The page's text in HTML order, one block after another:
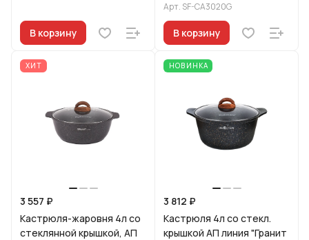
В корзину
Арт. SF-CA3020G
В корзину
ХИТ
3 557 ₽
Кастрюля-жаровня 4л со
стеклянной крышкой, АП
НОВИНКА
3 812 ₽
Кастрюля 4л со стекл.
крышкой АП линия "Гранит